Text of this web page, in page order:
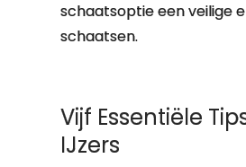
schaatsoptie een veilige
schaatsen.
Vijf Essentiële
IJzers